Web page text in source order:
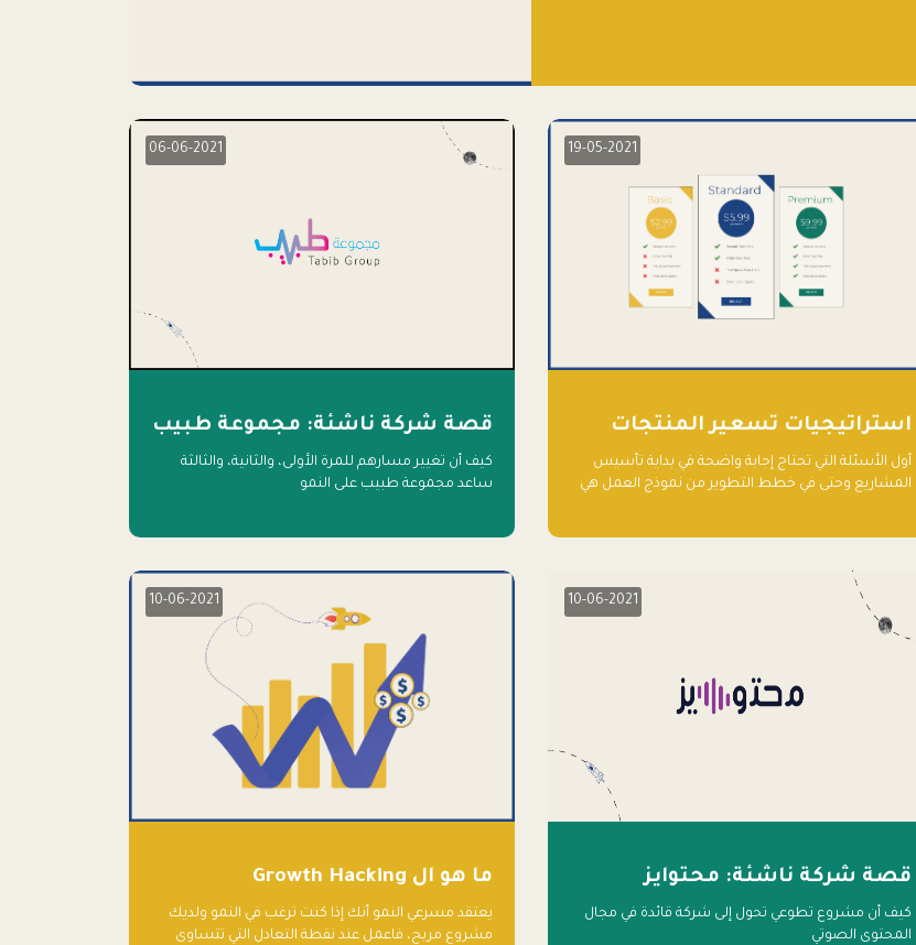
19-05-2021
استراتيجيات تسعير المنتجات
أول الأسئلة التي تحتاج إجابة واضحة في بداية تأسيس
المشاريع وحتى في خطط التطوير من نموذج العمل هي
06-06-2021
قصة شركة ناشئة: مجموعة طبيب
كيف أن تغيير مسارهم للمرة الأولى، والثانية، والثالثة
ساعد مجموعة طبيب على النمو
10-06-2021
قصة شركة ناشئة: محتوايز
كيف أن مشروع تطوعي تحول إلى شركة قائدة في مجال
المحتوى الصوتي
10-06-2021
ما هو ال Growth Hacking
يعتقد مسرعي النمو أنك إذا كنت ترغب في النمو ولديك
مشروع مربح، فاعمل عند نقطة التعادل التي تتساوى